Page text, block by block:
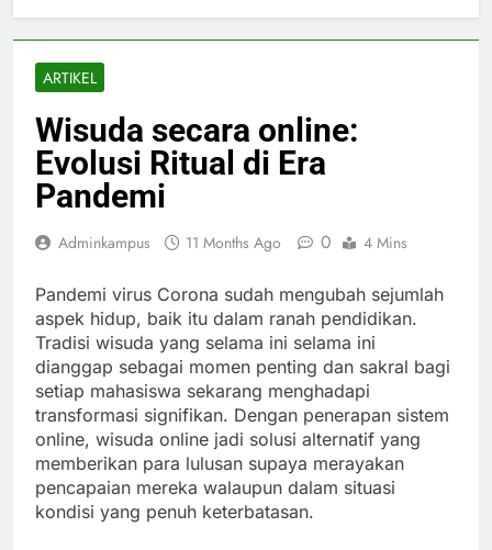
ARTIKEL
Wisuda secara online:
Evolusi Ritual di Era
Pandemi
Adminkampus 11 Months Ago 0 4 Mins
Pandemi virus Corona sudah mengubah sejumlah
aspek hidup, baik itu dalam ranah pendidikan.
Tradisi wisuda yang selama ini selama ini
dianggap sebagai momen penting dan sakral bagi
setiap mahasiswa sekarang menghadapi
transformasi signifikan. Dengan penerapan sistem
online, wisuda online jadi solusi alternatif yang
memberikan para lulusan supaya merayakan
pencapaian mereka walaupun dalam situasi
kondisi yang penuh keterbatasan.